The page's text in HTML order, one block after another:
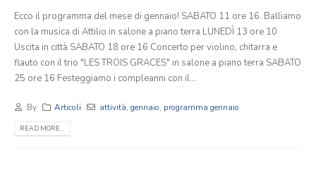
Ecco il programma del mese di gennaio! SABATO 11 ore 16. Balliamo
con la musica di Attilio in salone a piano terra LUNEDÌ 13 ore 10
Uscita in città SABATO 18 ore 16 Concerto per violino, chitarra e
flauto con il trio "LES TROIS GRACES" in salone a piano terra SABATO
25 ore 16 Festeggiamo i compleanni con il...
By Articoli attività,gennaio, programma gennaio
READ MORE...